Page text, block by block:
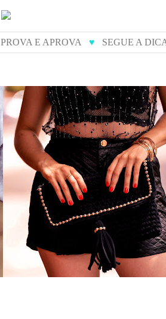
PROVA E APROVA ♥ SEGUE A
prova e aprova: dona julieta
bolsas artesanais